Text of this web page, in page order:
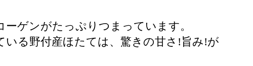
ゲンがたっぷりつまっています。
る野付産ほたては、驚きの甘さ!旨み!が